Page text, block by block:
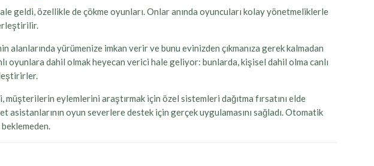
geldi, özellikle de çökme oyunları. Onlar anında oyuncuları kolay yönetmeliklerle
alanlarında yürümenize imkan verir ve bunu evinizden çıkmanıza gerek kalmadan
oyunlara dahil olmak heyecan verici hale geliyor: bunlarda, kişisel dahil olma canlı
eylemlerini araştırmak için özel sistemleri dağıtma fırsatını elde
oyun severlere destek için gerçek uygulamasını sağladı. Otomatik